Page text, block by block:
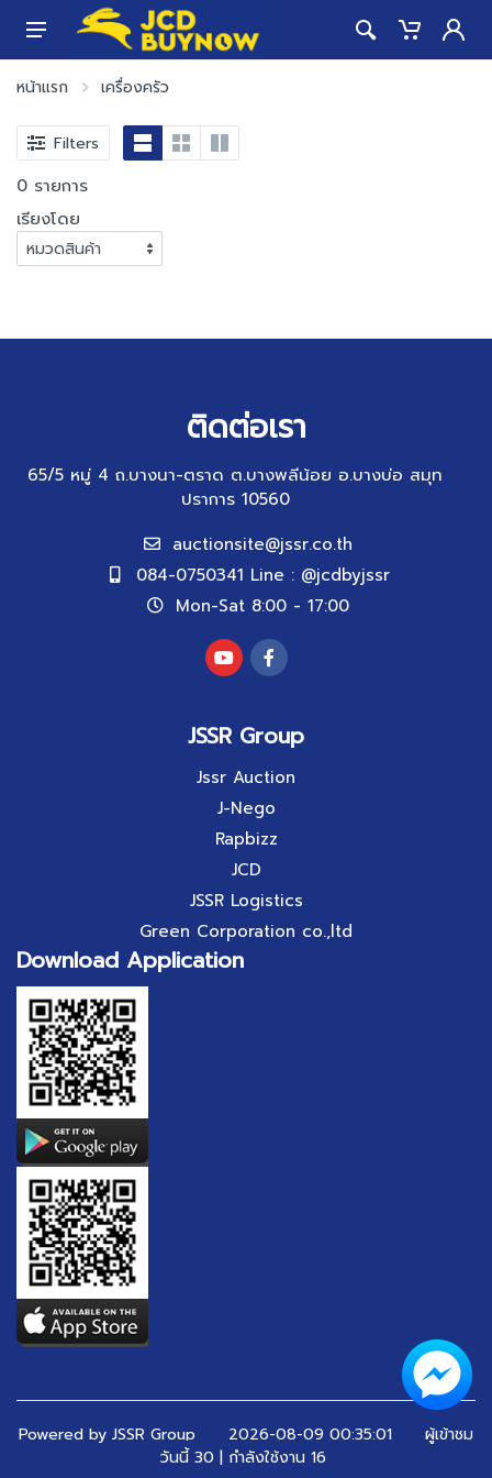
หน้าแรก เครื่องครัว
Filters
0 รายการ
เรียงโดย
ติดต่อเรา
65/5 หมู่ 4 ถ.บางนา-ตราด ต.บางพลีน้อย อ.บางบ่อ สมุท
ปราการ 10560
auctionsite@jssr.co.th
084-0750341 Line : @jcdbyjssr
Mon-Sat 8:00 - 17:00
JSSR Group
Jssr Auction
J-Nego
Rapbizz
JCD
JSSR Logistics
Green Corporation co.,ltd
Download Application
Powered by JSSR Group
2026-08-09 00:35:01 ผู้เข้าชม
วันนี้ 30 | กำลังใช้งาน 16